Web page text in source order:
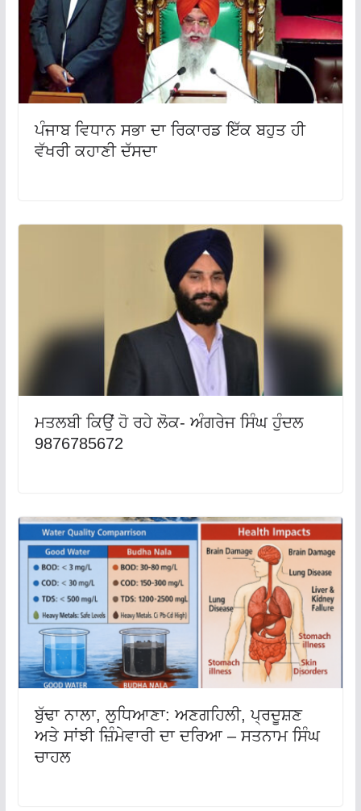
ਪੰਜਾਬ ਵਿਧਾਨ ਸਭਾ ਦਾ ਰਿਕਾਰਡ ਇੱਕ ਬਹੁਤ ਹੀ
ਵੱਖਰੀ ਕਹਾਣੀ ਦੱਸਦਾ
ਮਤਲਬੀ ਕਿਉਂ ਹੋ ਰਹੇ ਲੋਕ- ਅੰਗਰੇਜ ਸਿੰਘ ਹੁੰਦਲ
9876785672
ਬੁੱਢਾ ਨਾਲਾ, ਲੁਧਿਆਣਾ: ਅਣਗਹਿਲੀ, ਪ੍ਰਦੂਸ਼ਣ
ਅਤੇ ਸਾਂਝੀ ਜ਼ਿੰਮੇਵਾਰੀ ਦਾ ਦਰਿਆ – ਸਤਨਾਮ ਸਿੰਘ
ਚਾਹਲ